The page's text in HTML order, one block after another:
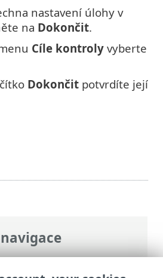
>ESET Small
nastavení úlohy v
na Dokončit.
Cíle kontroly vyberte
Dokončit potvrdíte její